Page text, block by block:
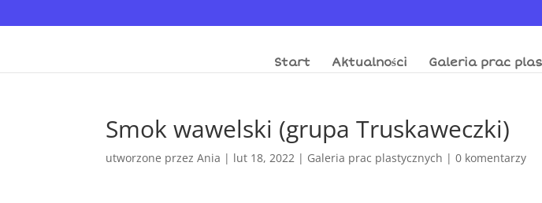
Start Aktualności Galeria prac
Smok wawelski (grupa Truskaweczki)
utworzone przezAnia | lut 18, 2022 | Galeria prac plastycznych |0 komentarzy